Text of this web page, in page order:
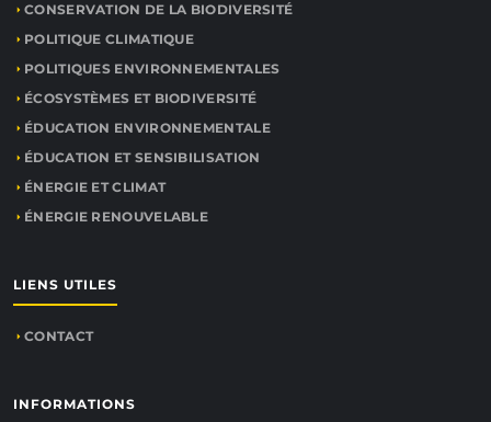
CONSERVATION DE LA BIODIVERSITÉ
POLITIQUE CLIMATIQUE
POLITIQUES ENVIRONNEMENTALES
ÉCOSYSTÈMES ET BIODIVERSITÉ
ÉDUCATION ENVIRONNEMENTALE
ÉDUCATION ET SENSIBILISATION
ÉNERGIE ET CLIMAT
ÉNERGIE RENOUVELABLE
LIENS UTILES
CONTACT
INFORMATIONS